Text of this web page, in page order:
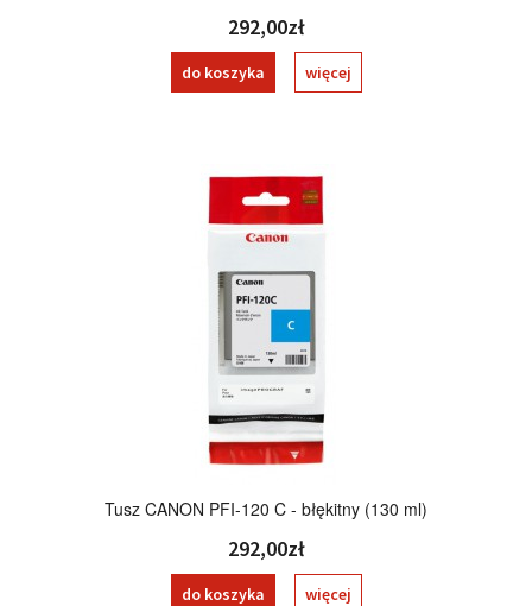
292,00zł
do koszyka więcej
Tusz CANON PFI-120 C - błękitny (130 ml)
292,00zł
do koszyka więcej